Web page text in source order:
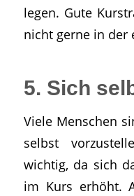
legen. Gute
nicht gerne in der
5. Sich
Viele Menschen
selbst
wichtig, da sich
im Kurs erhöht.